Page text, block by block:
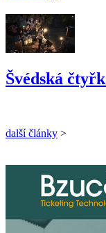
Švédská
další články >